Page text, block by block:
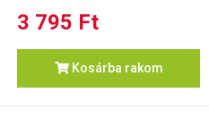
3 795 Ft
Kosárba rakom